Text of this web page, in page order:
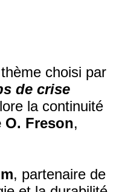
choisi par
de crise
la continuité
O. Freson,
, partenaire de